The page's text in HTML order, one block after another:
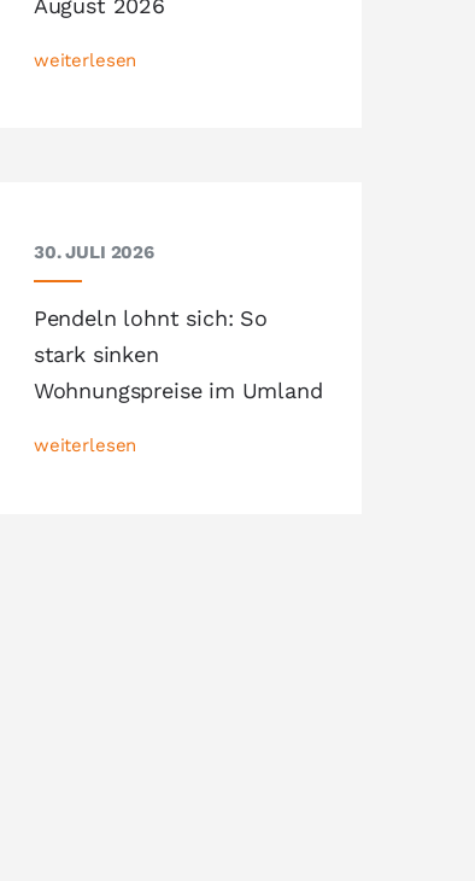
August 2026
weiterlesen
30. JULI 2026
Pendeln lohnt sich: So
stark sinken
Wohnungspreise im Umland
weiterlesen